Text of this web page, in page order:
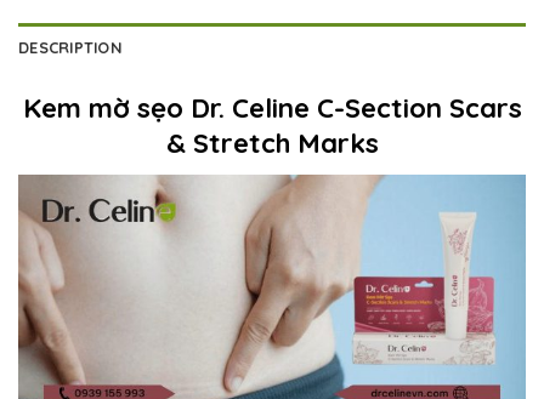
DESCRIPTION
Kem mờ sẹo Dr. Celine C-Section Scars
& Stretch Marks